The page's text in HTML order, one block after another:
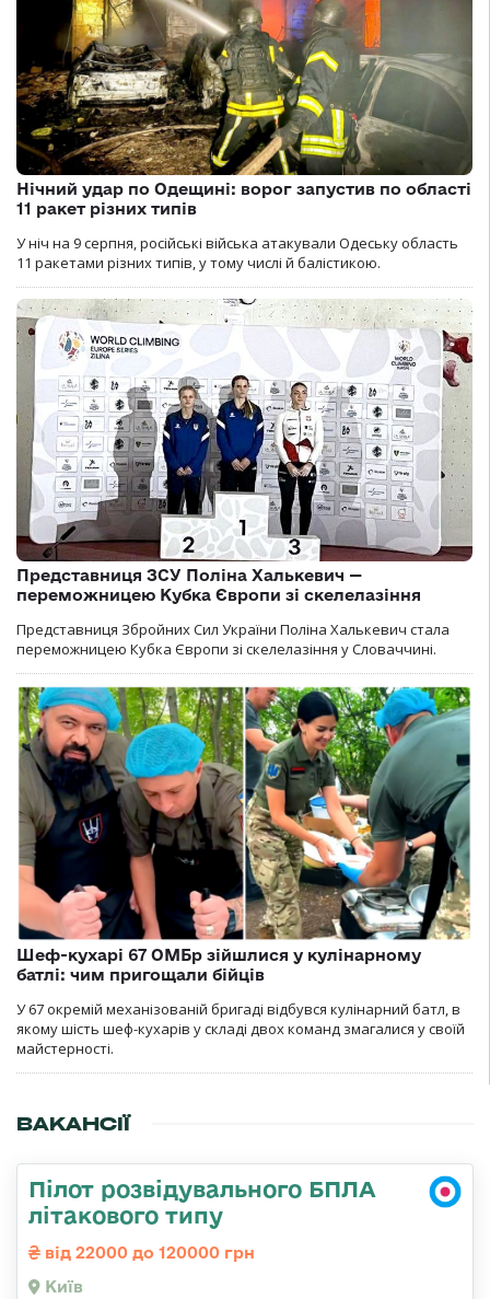
Нічний удар по Одещині: ворог запустив по області
11 ракет різних типів
У ніч на 9 серпня, російські війська атакували Одеську область
11 ракетами різних типів, у тому числі й балістикою.
Представниця ЗСУ Поліна Халькевич —
переможницею Кубка Європи зі скелелазіння
Представниця Збройних Сил України Поліна Халькевич стала
переможницею Кубка Європи зі скелелазіння у Словаччині.
Шеф-кухарі 67 ОМБр зійшлися у кулінарному
батлі: чим пригощали бійців
У 67 окремій механізованій бригаді відбувся кулінарний батл, в
якому шість шеф-кухарів у складі двох команд змагалися у своїй
майстерності.
ВАКАНСІЇ
Пілот розвідувального БПЛА
літакового типу
від 22000 до 120000 грн
Київ